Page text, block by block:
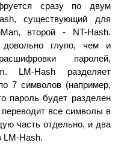
сразу по двум
существующий для
второй - NT-Hash.
довольно глупо, чем и
паролей,
LM-Hash разделяет
7 символов (например,
пароль будет разделен
все символы в
часть отдельно, и два
LM-Hash.